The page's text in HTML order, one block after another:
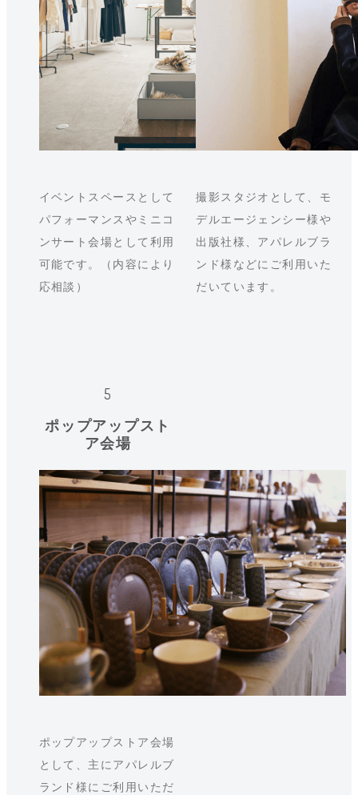
イベントスペースとして
パフォーマンスやミニコ
ンサート会場として利用
可能です。（内容により
応相談）
撮影スタジオとして、モ
デルエージェンシー様や
出版社様、アパレルブラ
ンド様などにご利用いた
だいています。
ポップアップスト
ア会場
ポップアップストア会場
として、主にアパレルブ
ランド様にご利用いただ